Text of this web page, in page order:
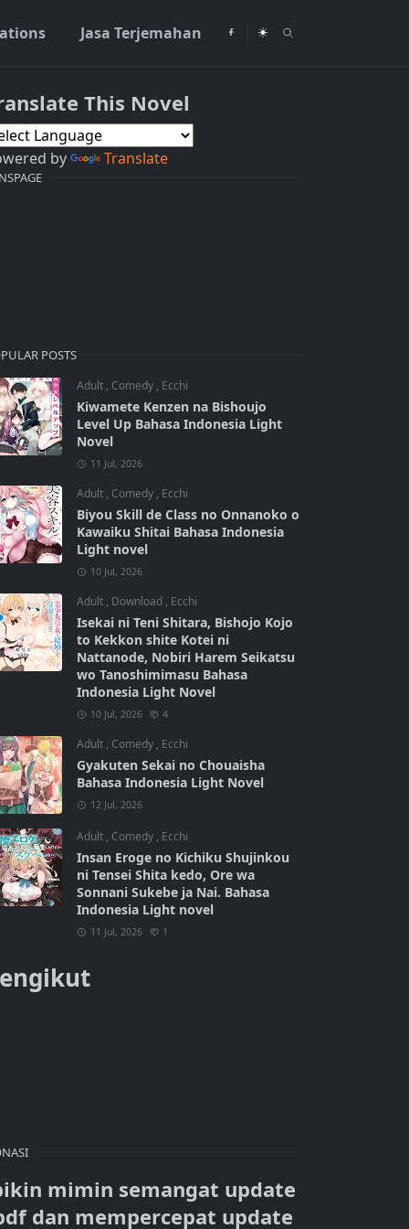
Jasa Terjemahan
This Novel
by Translate
POSTS
Adult , Comedy , Ecchi
Kiwamete Kenzen na Bishoujo
Level Up Bahasa Indonesia Light
Novel
11 Jul, 2026
Adult , Comedy , Ecchi
Biyou Skill de Class no Onnanoko o
Kawaiku Shitai Bahasa Indonesia
Light novel
10 Jul, 2026
Adult , Download , Ecchi
Isekai ni Teni Shitara, Bishojo Kojo
to Kekkon shite Kotei ni
Nattanode, Nobiri Harem Seikatsu
wo Tanoshimimasu Bahasa
Indonesia Light Novel
10 Jul, 2026 4
Adult , Comedy , Ecchi
Gyakuten Sekai no Chouaisha
Bahasa Indonesia Light Novel
12 Jul, 2026
Adult , Comedy , Ecchi
Insan Eroge no Kichiku Shujinkou
ni Tensei Shita kedo, Ore wa
Sonnani Sukebe ja Nai. Bahasa
Indonesia Light novel
11 Jul, 2026 1
mimin semangat update
dan mempercepat update